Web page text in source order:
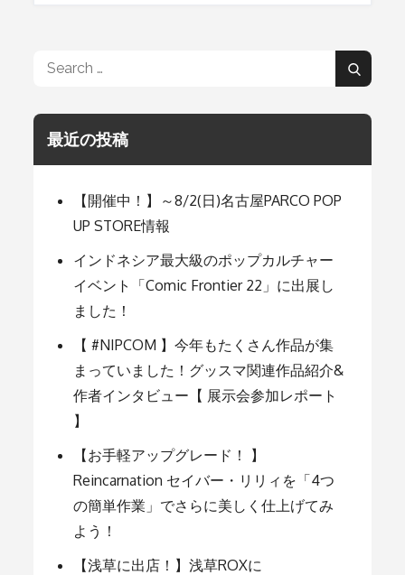
ビ
ゲ
ー
シ
ョ
ン
Search
Search
最近の投稿
【開催中！】～8/2(日)名古屋PARCO POP
UP STORE情報
インドネシア最大級のポップカルチャー
イベント「Comic Frontier 22」に出展し
ました！
【 #NIPCOM 】今年もたくさん作品が集
まっていました！グッスマ関連作品紹介&
作者インタビュー【 展示会参加レポート
】
【お手軽アップグレード！ 】
Reincarnation セイバー・リリィを「4つ
の簡単作業」でさらに美しく仕上げてみ
よう！
【浅草に出店！】浅草ROXに